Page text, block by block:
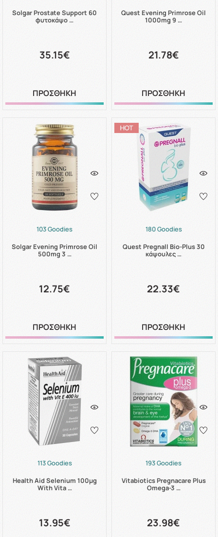
Solgar Prostate Support 60
φυτοκάψο …
35.15€
ΠΡΟΣΘΗΚΗ
Quest Evening Primrose Oil
1000mg 9 …
21.78€
ΠΡΟΣΘΗΚΗ
103 Goodies
Solgar Evening Primrose Oil
500mg 3 …
12.75€
ΠΡΟΣΘΗΚΗ
180 Goodies
Quest Pregnall Bio-Plus 30
κάψουλες …
22.33€
ΠΡΟΣΘΗΚΗ
113 Goodies
Health Aid Selenium 100μg
With Vita …
13.95€
193 Goodies
Vitabiotics Pregnacare Plus
Omega-3 …
23.98€